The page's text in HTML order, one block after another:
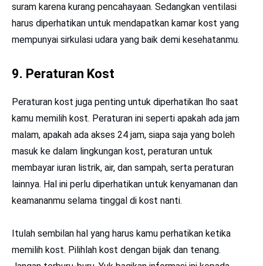
suram karena kurang pencahayaan. Sedangkan ventilasi
harus diperhatikan untuk mendapatkan kamar kost yang
mempunyai sirkulasi udara yang baik demi kesehatanmu.
9. Peraturan Kost
Peraturan kost juga penting untuk diperhatikan lho saat
kamu memilih kost. Peraturan ini seperti apakah ada jam
malam, apakah ada akses 24 jam, siapa saja yang boleh
masuk ke dalam lingkungan kost, peraturan untuk
membayar iuran listrik, air, dan sampah, serta peraturan
lainnya. Hal ini perlu diperhatikan untuk kenyamanan dan
keamananmu selama tinggal di kost nanti.
Itulah sembilan hal yang harus kamu perhatikan ketika
memilih kost. Pilihlah kost dengan bijak dan tenang.